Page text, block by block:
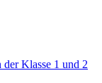
Klasse 1 und 2